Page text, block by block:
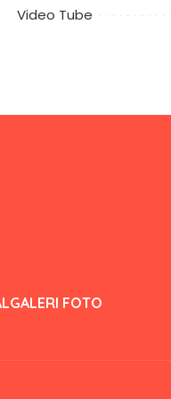
Video Tube
GALERI FOTO